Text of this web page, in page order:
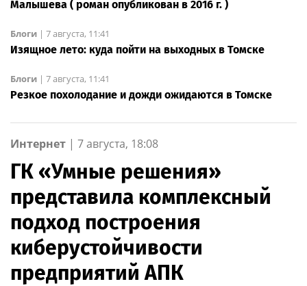
Малышева ( роман опубликован в 2016 г. )
Блоги | 7 августа, 11:41
Изящное лето: куда пойти на выходных в Томске
Блоги | 7 августа, 11:41
Резкое похолодание и дожди ожидаются в Томске
Интернет | 7 августа, 18:08
ГК «Умные решения»
представила комплексный
подход построения
киберустойчивости
предприятий АПК